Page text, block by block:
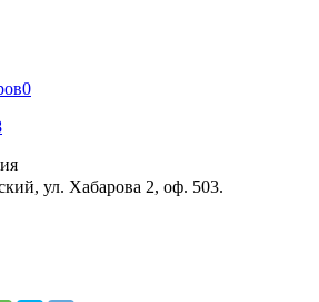
0
ул. Хабарова 2, оф. 503.